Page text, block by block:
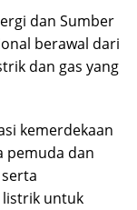
dan Sumber
berawal dari
dan gas yang
kemerdekaan
pemuda dan
listrik untuk